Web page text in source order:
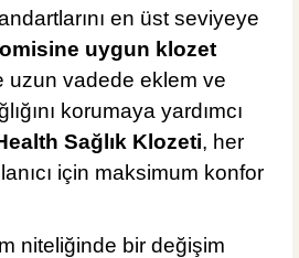
en üst seviyeye
uygun klozet
uzun vadede eklem ve
korumaya yardımcı
Sağlık Klozeti, her
için maksimum konfor
niteliğinde bir değişim